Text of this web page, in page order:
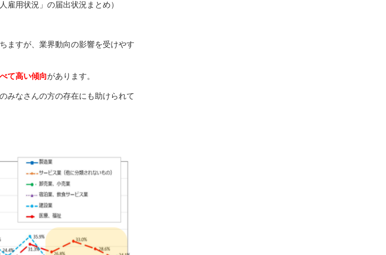
用状況」の届出状況まとめ）
ますが、業界動向の影響を受けやす
て高い傾向があります。
みなさんの方の存在にも助けられて